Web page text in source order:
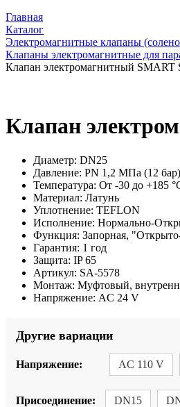
Главная
Каталог
Электромагнитные клапаны
Клапаны электромагнитные для
Клапан электромагнитный
Клапан
Диаметр: DN25
Давление: PN 1,2 МПа (12 бар)
Температура: От -30 до +185
Материал: Латунь
Уплотнение: TEFLON
Исполнение: Нормально-
Функция: Запорная,
Гарантия: 1 год
Защита: IP 65
Артикул: SA-5578
Монтаж: Муфтовый,
Напряжение: AC 24 V
Другие вариации
Напряжение: AC 110 V
Присоединение: DN15